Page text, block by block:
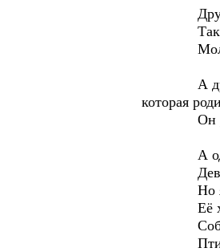
Другой
Так
Молодой
А другой
которая
Он убил
А одна
Девушка
Но яд
Её
Собаки и
Птички